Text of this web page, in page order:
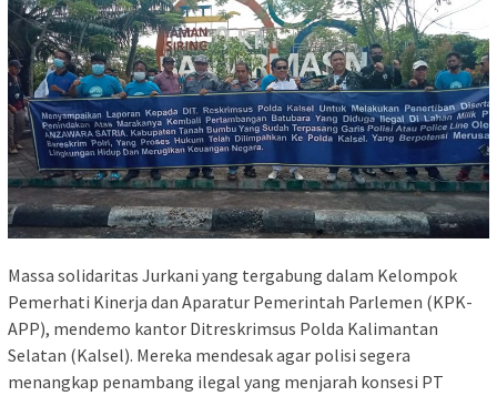
Massa solidaritas Jurkani yang tergabung dalam Kelompok
Pemerhati Kinerja dan Aparatur Pemerintah Parlemen (KPK-
APP), mendemo kantor Ditreskrimsus Polda Kalimantan
Selatan (Kalsel). Mereka mendesak agar polisi segera
menangkap penambang ilegal yang menjarah konsesi PT